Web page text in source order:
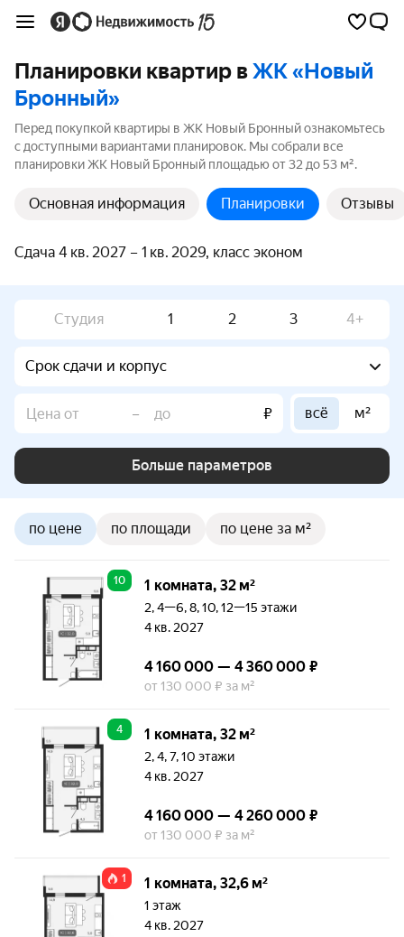
Планировки квартир вЖК «Новый
Бронный»
Перед покупкой квартиры в ЖК Новый Бронный ознакомьтесь
с доступными вариантами планировок. Мы собрали все
планировки ЖК Новый Бронный площадью от 32 до 53 м².
Основная информация Планировки Отзывы
Сдача 4 кв. 2027 – 1 кв. 2029, класс эконом
Студия 1 2 3 4+
Срок сдачи и корпус
– ₽ всё м²
Больше параметров
по цене по площади по цене за м²
10 1 комната, 32 м²
2, 4—6, 8, 10, 12—15 этажи
4 кв. 2027
4 160 000 — 4 360 000 ₽
от 130 000 ₽ за м²
4 1 комната, 32 м²
2, 4, 7, 10 этажи
4 кв. 2027
4 160 000 — 4 260 000 ₽
от 130 000 ₽ за м²
1 1 комната, 32,6 м²
1 этаж
4 кв. 2027